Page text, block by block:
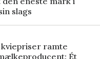
slags
kviepriser ramte
Ét